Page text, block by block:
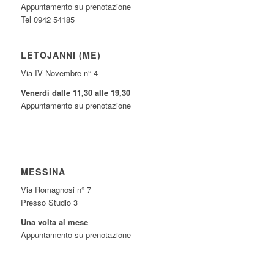
Appuntamento su prenotazione
Tel 0942 54185
LETOJANNI (ME)
Via IV Novembre n° 4
Venerdì dalle 11,30 alle 19,30
Appuntamento su prenotazione
MESSINA
Via Romagnosi n° 7
Presso Studio 3
Una volta al mese
Appuntamento su prenotazione